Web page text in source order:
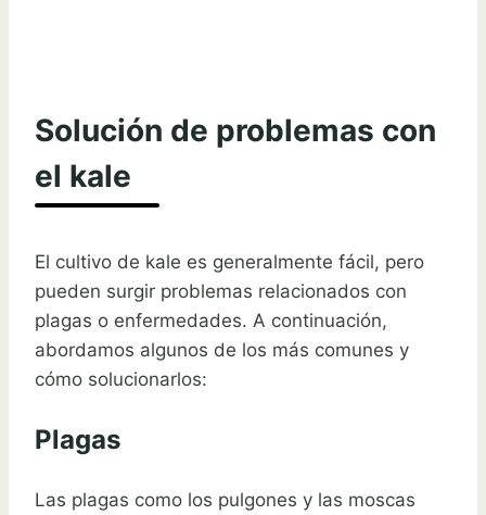
Solución de problemas con
el kale
El cultivo de kale es generalmente fácil, pero
pueden surgir problemas relacionados con
plagas o enfermedades. A continuación,
abordamos algunos de los más comunes y
cómo solucionarlos:
Plagas
Las plagas como los pulgones y las moscas